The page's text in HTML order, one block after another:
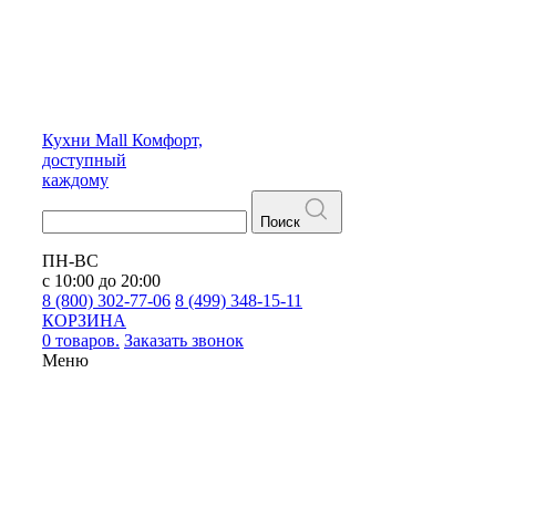
Кухни Mall Комфорт,
доступный
каждому
Поиск
ПН-ВС
с 10:00 до 20:00
8 (800) 302-77-06 8 (499) 348-15-11
КОРЗИНА
0 товаров. Заказать звонок
Меню